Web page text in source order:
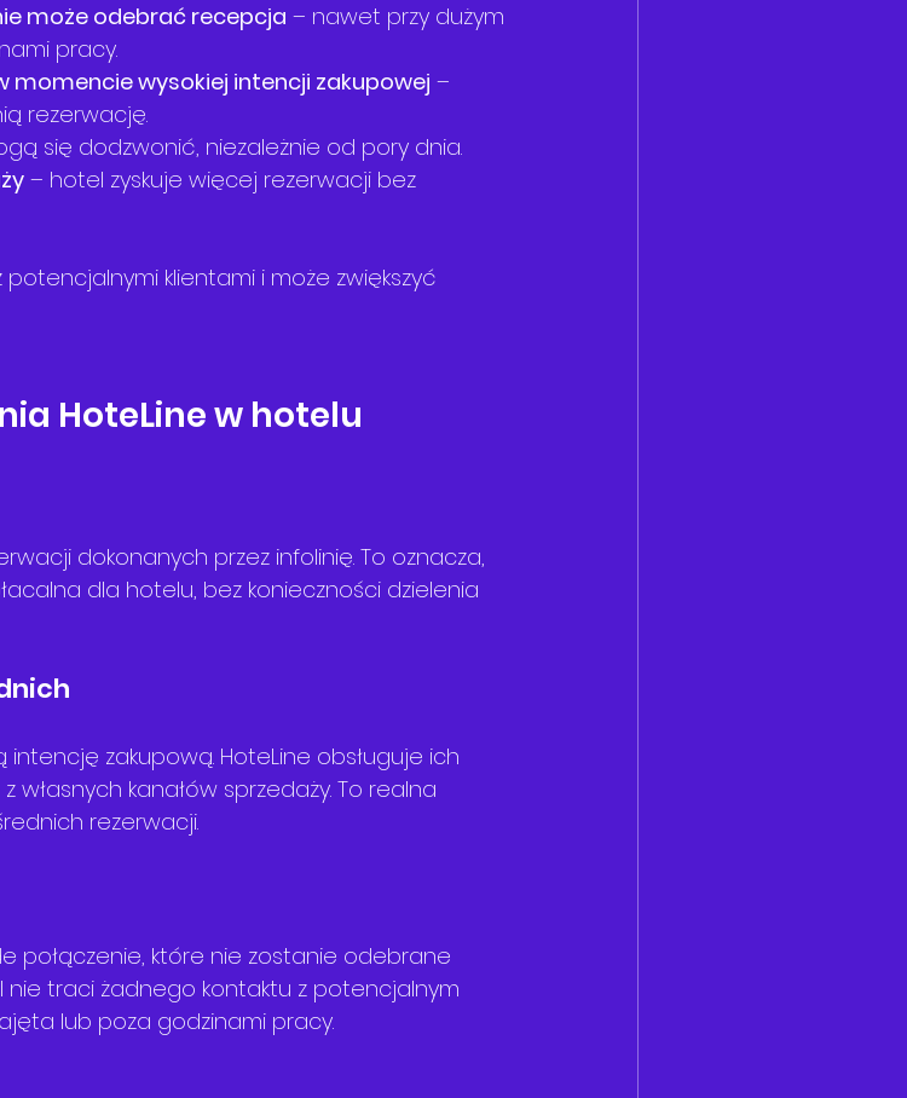
może odebrać recepcja – nawet przy dużym
pracy.
momencie wysokiej intencji zakupowej –
rezerwację.
się dodzwonić, niezależnie od pory dnia.
– hotel zyskuje więcej rezerwacji bez
klientami i może zwiększyć
HoteLine w hotelu
dokonanych przez infolinię. To oznacza,
dla hotelu, bez konieczności dzielenia
zakupową. HoteLine obsługuje ich
własnych kanałów sprzedaży. To realna
rezerwacji.
połączenie, które nie zostanie odebrane
nie traci żadnego kontaktu z potencjalnym
lub poza godzinami pracy.